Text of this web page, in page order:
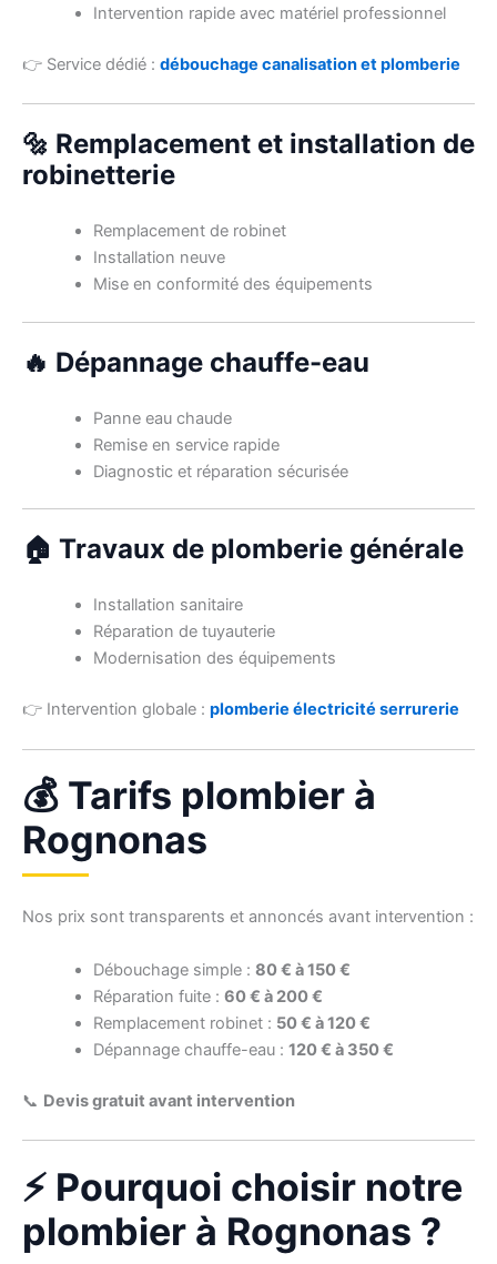
Intervention rapide avec matériel professionnel
👉 Service dédié : débouchage canalisation et plomberie
🔩 Remplacement et installation de
robinetterie
Remplacement de robinet
Installation neuve
Mise en conformité des équipements
🔥 Dépannage chauffe-eau
Panne eau chaude
Remise en service rapide
Diagnostic et réparation sécurisée
🏠 Travaux de plomberie générale
Installation sanitaire
Réparation de tuyauterie
Modernisation des équipements
👉 Intervention globale : plomberie électricité serrurerie
💰 Tarifs plombier à
Rognonas
Nos prix sont transparents et annoncés avant intervention :
Débouchage simple : 80 € à 150 €
Réparation fuite : 60 € à 200 €
Remplacement robinet : 50 € à 120 €
Dépannage chauffe-eau : 120 € à 350 €
📞 Devis gratuit avant intervention
⚡ Pourquoi choisir notre
plombier à Rognonas ?